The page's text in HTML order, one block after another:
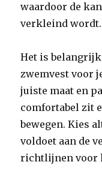
waardoor de
verkleind wordt.
Het is
zwemvest voor
juiste maat en
comfortabel zit
bewegen. Kies
voldoet aan de
richtlijnen voor